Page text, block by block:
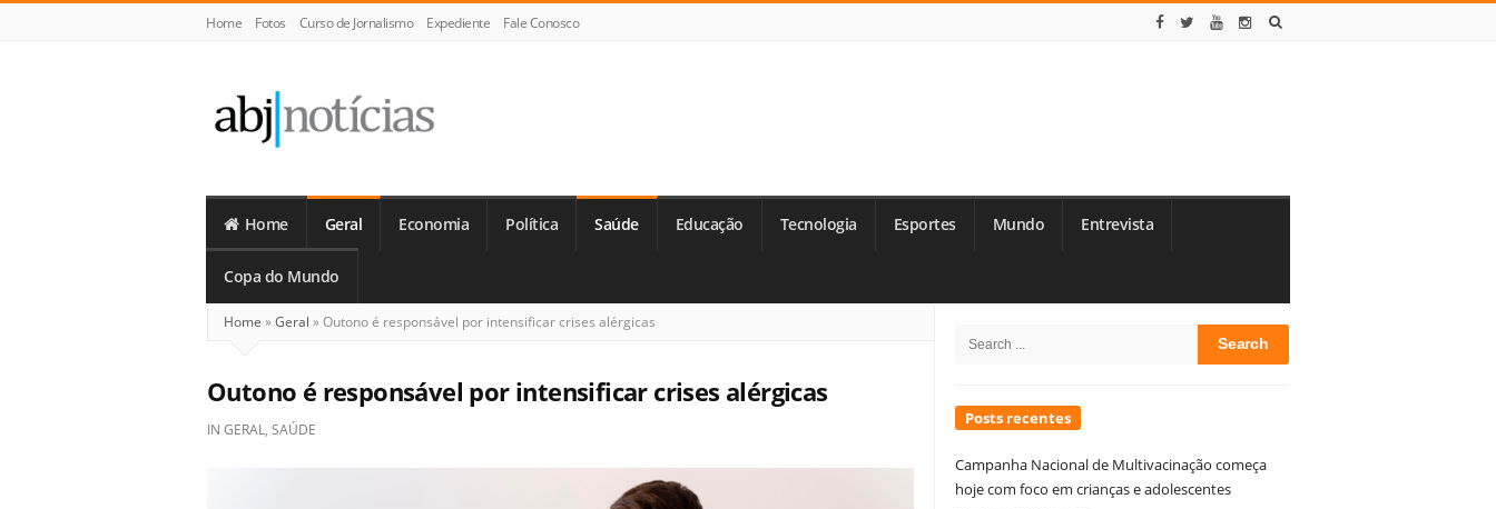
Home Fotos Curso de Jornalismo Expediente Fale Conosco
Notícias
Home Geral Economia Política Saúde Educação Tecnologia Esportes Mundo Entrevista
Copa do Mundo
Home »Geral »Outono é responsável por intensificar crises alérgicas
Outono é responsável por intensificar crises alérgicas
IN GERAL, SAÚDE
Sidebar
Search
Posts recentes
Campanha Nacional de Multivacinação começa
hoje com foco em crianças e adolescentes